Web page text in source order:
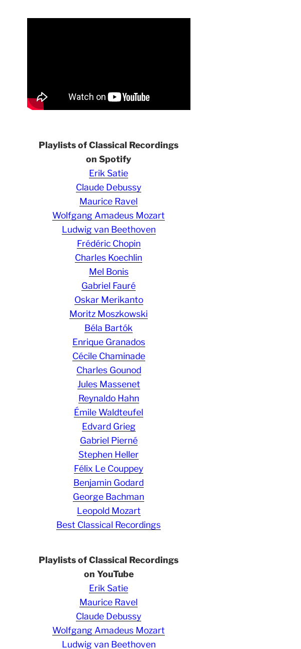
Playlists of Classical Recordings
on Spotify
Erik Satie
Claude Debussy
Maurice Ravel
Wolfgang Amadeus Mozart
Ludwig van Beethoven
Frédéric Chopin
Charles Koechlin
Mel Bonis
Gabriel Fauré
Oskar Merikanto
Moritz Moszkowski
Béla Bartók
Enrique Granados
Cécile Chaminade
Charles Gounod
Jules Massenet
Reynaldo Hahn
Émile Waldteufel
Edvard Grieg
Gabriel Pierné
Stephen Heller
Félix Le Couppey
Benjamin Godard
George Bachman
Leopold Mozart
Best Classical Recordings
Playlists of Classical Recordings
on YouTube
Erik Satie
Maurice Ravel
Claude Debussy
Wolfgang Amadeus Mozart
Ludwig van Beethoven